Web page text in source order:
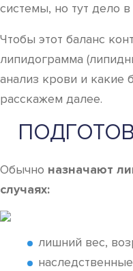
системы, но тут дело в
Чтобы этот баланс
липидограмма
анализ крови и какие
расскажем далее.
Обычно назначают
случаях:
лишний вес,